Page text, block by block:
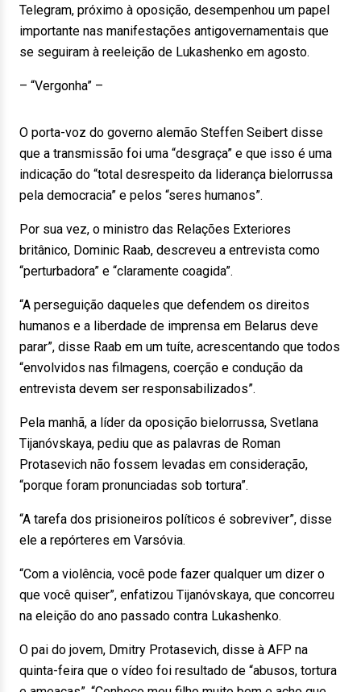
Telegram, próximo à oposição, desempenhou um papel
importante nas manifestações antigovernamentais que
se seguiram à reeleição de Lukashenko em agosto.
– “Vergonha” –
O porta-voz do governo alemão Steffen Seibert disse
que a transmissão foi uma “desgraça” e que isso é uma
indicação do “total desrespeito da liderança bielorrussa
pela democracia” e pelos “seres humanos”.
Por sua vez, o ministro das Relações Exteriores
britânico, Dominic Raab, descreveu a entrevista como
“perturbadora” e “claramente coagida”.
“A perseguição daqueles que defendem os direitos
humanos e a liberdade de imprensa em Belarus deve
parar”, disse Raab em um tuíte, acrescentando que todos
“envolvidos nas filmagens, coerção e condução da
entrevista devem ser responsabilizados”.
Pela manhã, a líder da oposição bielorrussa, Svetlana
Tijanóvskaya, pediu que as palavras de Roman
Protasevich não fossem levadas em consideração,
“porque foram pronunciadas sob tortura”.
“A tarefa dos prisioneiros políticos é sobreviver”, disse
ele a repórteres em Varsóvia.
“Com a violência, você pode fazer qualquer um dizer o
que você quiser”, enfatizou Tijanóvskaya, que concorreu
na eleição do ano passado contra Lukashenko.
O pai do jovem, Dmitry Protasevich, disse à AFP na
quinta-feira que o vídeo foi resultado de “abusos, tortura